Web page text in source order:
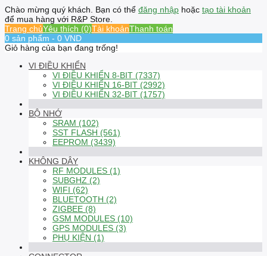
Chào mừng quý khách. Bạn có thể đăng nhập hoặc tạo tài khoản
để mua hàng với R&P Store.
Trang chủYêu thích (0)Tài khoảnThanh toán
0 sản phẩm - 0 VND
Giỏ hàng của bạn đang trống!
VI ĐIỀU KHIỂN
VI ĐIỀU KHIỂN 8-BIT (7337)
VI ĐIỀU KHIỂN 16-BIT (2992)
VI ĐIỀU KHIỂN 32-BIT (1757)
BỘ NHỚ
SRAM (102)
SST FLASH (561)
EEPROM (3439)
KHÔNG DÂY
RF MODULES (1)
SUBGHZ (2)
WIFI (62)
BLUETOOTH (2)
ZIGBEE (8)
GSM MODULES (10)
GPS MODULES (3)
PHỤ KIỆN (1)